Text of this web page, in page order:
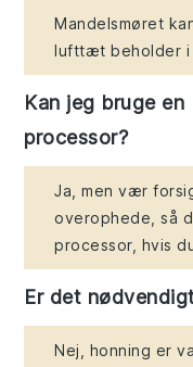
Mandelsmøret
lufttæt beholder i
Kan jeg bruge
processor?
Ja, men vær
overophede, så
processor, hvis
Er det
Nej, honning er